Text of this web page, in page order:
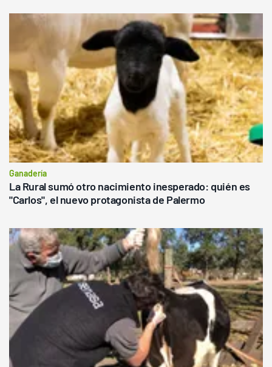
Ganadería
La Rural sumó otro nacimiento inesperado: quién es
"Carlos", el nuevo protagonista de Palermo